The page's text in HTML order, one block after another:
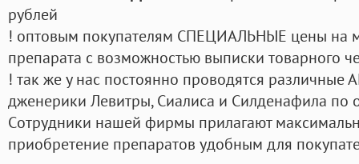
рублей
! оптовым покупателям СПЕЦИАЛЬНЫЕ цены на
препарата с возможностью выписки товарного
! так же у нас постоянно проводятся
дженерики Левитры, Сиалиса и Силденафила по
Cотрудники нашей фирмы прилагают
приобретение препаратов удобным для